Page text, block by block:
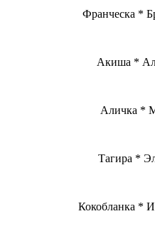
Франческа *
Акиша *
Аличка *
Тагира *
Кокобланка *